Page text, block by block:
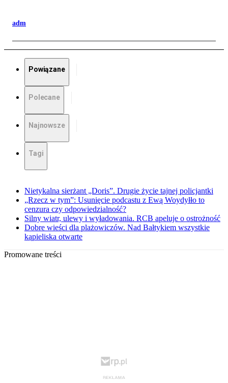
adm
Powiązane
Polecane
Najnowsze
Tagi
Nietykalna sierżant „Doris”. Drugie życie tajnej policjantki
„Rzecz w tym”: Usunięcie podcastu z Ewą Woydyłło to
cenzura czy odpowiedzialność?
Silny wiatr, ulewy i wyładowania. RCB apeluje o ostrożność
Dobre wieści dla plażowiczów. Nad Bałtykiem wszystkie
kąpieliska otwarte
Promowane treści